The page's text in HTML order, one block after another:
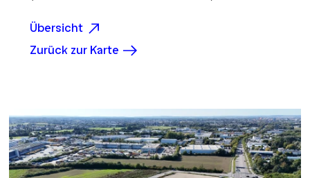
Übersicht
Zurück zur Karte